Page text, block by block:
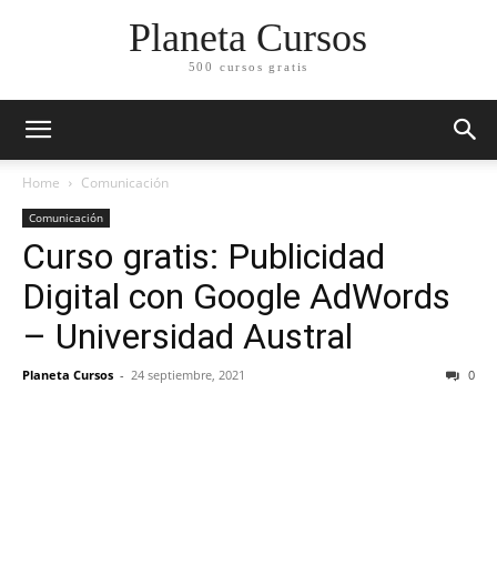
Planeta Cursos
500 cursos gratis
Home Comunicación
Comunicación
Curso gratis: Publicidad
Digital con Google AdWords
– Universidad Austral
Planeta Cursos - 24 septiembre, 2021 0